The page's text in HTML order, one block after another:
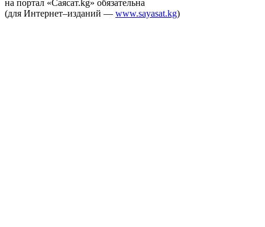
на портал «Саясат.kg» обязательна
(для Интернет–изданий — www.sayasat.kg)